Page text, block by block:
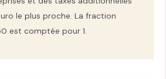
le plus proche. La fraction
est comptée pour 1.